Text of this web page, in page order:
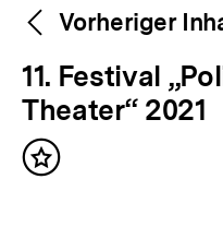
Weitere
Inhalte
Content-
Navigation
Vorheriger
V
o
r
h
11. Festival
Theater“ 2021
Inhalt